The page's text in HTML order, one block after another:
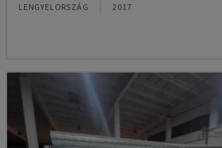
LENGYELORSZÁG 2017